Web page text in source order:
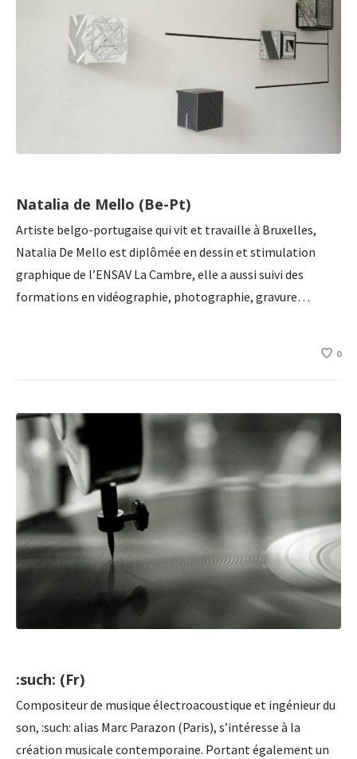
Natalia de Mello (Be-Pt)
Artiste belgo-portugaise qui vit et travaille à Bruxelles,
Natalia De Mello est diplômée en dessin et stimulation
graphique de l’ENSAV La Cambre, elle a aussi suivi des
formations en vidéographie, photographie, gravure…
0
:such: (Fr)
Compositeur de musique électroacoustique et ingénieur du
son, :such: alias Marc Parazon (Paris), s’intéresse à la
création musicale contemporaine. Portant également un